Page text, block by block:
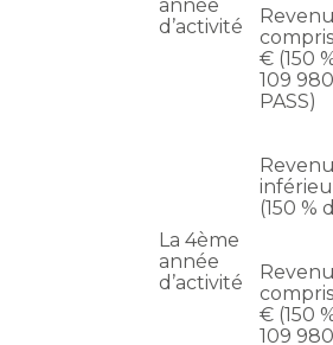
année
d’activité
€ (150
109
PASS)
La 4ème
année
d’activité
(150 %
€ (150
109